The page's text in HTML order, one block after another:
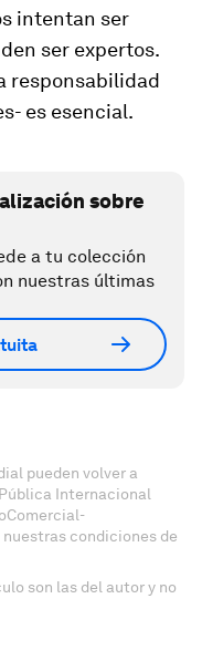
intentan ser
ser expertos.
responsabilidad
es esencial.
sobre
a tu colección
nuestras últimas
pueden volver a
Internacional
condiciones de
son las del autor y no